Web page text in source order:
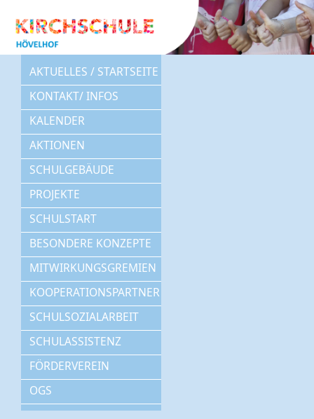
AKTUELLES / STARTSEITE
KONTAKT/ INFOS
KALENDER
AKTIONEN
SCHULGEBÄUDE
PROJEKTE
SCHULSTART
BESONDERE KONZEPTE
MITWIRKUNGSGREMIEN
KOOPERATIONSPARTNER
SCHULSOZIALARBEIT
SCHULASSISTENZ
FÖRDERVEREIN
OGS